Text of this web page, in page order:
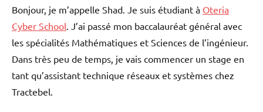
Bonjour, je m’appelle Shad. Je suis étudiant à Oteria
Cyber School . J’ai passé mon baccalauréat général avec
les spécialités Mathématiques et Sciences de l’ingénieur.
Dans très peu de temps, je vais commencer un stage en
tant qu’assistant technique réseaux et systèmes chez
Tractebel.